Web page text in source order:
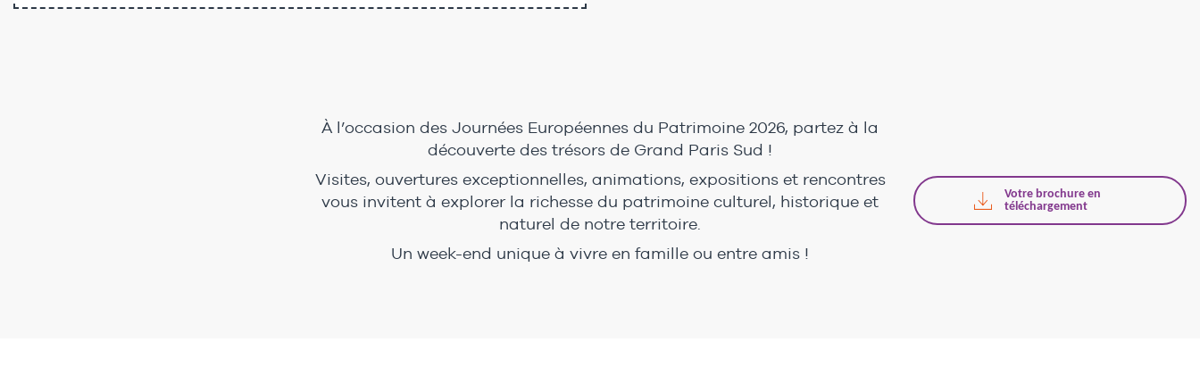
À l’occasion des Journées Européennes du Patrimoine 2026, partez à la
découverte des trésors de Grand Paris Sud !
Visites, ouvertures exceptionnelles, animations, expositions et rencontres
vous invitent à explorer la richesse du patrimoine culturel, historique et
naturel de notre territoire.
Un week-end unique à vivre en famille ou entre amis !
Votre brochure en
téléchargement